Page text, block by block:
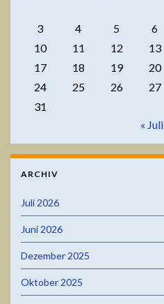
3
4 5 6
10
11 12 13
17
18 19 20
24
25 26 27
31
« Juli
ARCHIV
Juli 2026
Juni 2026
Dezember 2025
Oktober 2025